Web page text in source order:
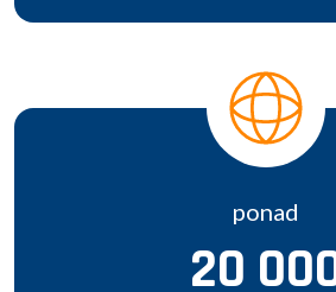
ponad
20